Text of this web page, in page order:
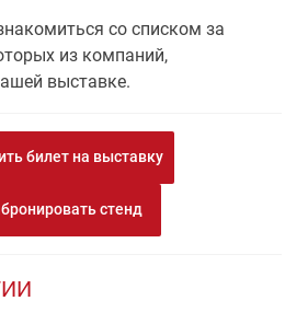
со списком за
из компаний,
выставке.
билет на выставку
стенд